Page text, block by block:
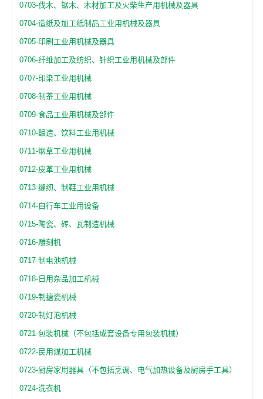
0703-伐木、锯木、木材加工及火柴生产用机械及器具
0704-造纸及加工纸制品工业用机械及器具
0705-印刷工业用机械及器具
0706-纤维加工及纺织、针织工业用机械及部件
0707-印染工业用机械
0708-制茶工业用机械
0709-食品工业用机械及部件
0710-酿造、饮料工业用机械
0711-烟草工业用机械
0712-皮革工业用机械
0713-缝纫、制鞋工业用机械
0714-自行车工业用设备
0715-陶瓷、砖、瓦制造机械
0716-雕刻机
0717-制电池机械
0718-日用杂品加工机械
0719-制搪瓷机械
0720-制灯泡机械
0721-包装机械（不包括成套设备专用包装机械）
0722-民用煤加工机械
0723-厨房家用器具（不包括烹调、电气加热设备及厨房手工具）
0724-洗衣机